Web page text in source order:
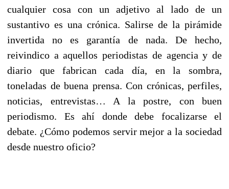
cualquier cosa con un adjetivo al lado de un
sustantivo es una crónica. Salirse de la pirámide
invertida no es garantía de nada. De hecho,
reivindico a aquellos periodistas de agencia y de
diario que fabrican cada día, en la sombra,
toneladas de buena prensa. Con crónicas, perfiles,
noticias, entrevistas… A la postre, con buen
periodismo. Es ahí donde debe focalizarse el
debate. ¿Cómo podemos servir mejor a la sociedad
desde nuestro oficio?